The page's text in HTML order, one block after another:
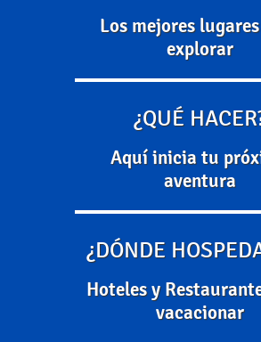
Los mejores
explorar
¿QUÉ
Aquí inicia tu
aventura
¿DÓNDE
Hoteles y
vacacionar